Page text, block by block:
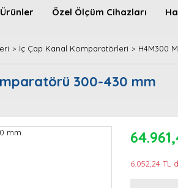
Özel Ölçüm Cihazları
İç Çap Kanal Komparatörleri H4M300
300-430 mm
6.052,24 TL